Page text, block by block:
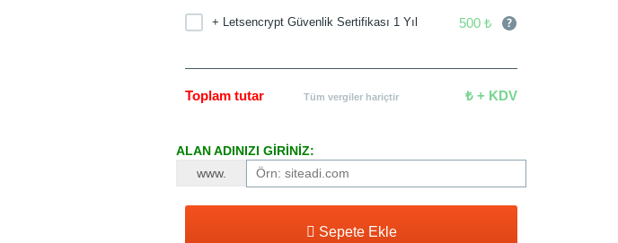
+ Letsencrypt Güvenlik Sertifikası 1 Yıl 500 ₺
Toplam tutar Tüm vergiler hariçtir ₺ + KDV
ALAN ADINIZI GİRİNİZ:
www.
Sepete Ekle